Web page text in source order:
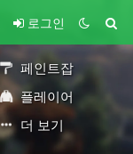
로그인
페인트잡
플레이어
더 보기